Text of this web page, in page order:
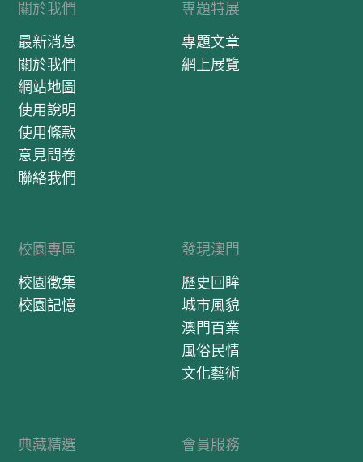
關於我們
最新消息
關於我們
網站地圖
使用說明
使用條款
意見問卷
聯絡我們
專題特展
專題文章
網上展覽
校園專區
校園徵集
校園記憶
發現澳門
歷史回眸
城市風貌
澳門百業
風俗民情
文化藝術
典藏精選
會員服務